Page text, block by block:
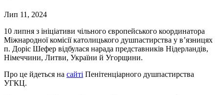
Лип 11, 2024
10 липня з ініціативи чільного європейського координатора
Міжнародної комісії католицького душпастирства у в’язницях
п. Доріс Шефер відбулася нарада представників Нідерландів,
Німеччини, Литви, України й Угорщини.
Про це йдеться на сайті Пенітенціарного душпастирства
УГКЦ.